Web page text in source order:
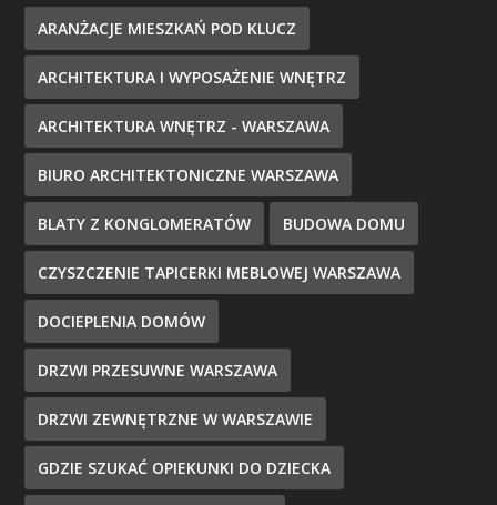
ARANŻACJE MIESZKAŃ POD KLUCZ
ARCHITEKTURA I WYPOSAŻENIE WNĘTRZ
ARCHITEKTURA WNĘTRZ - WARSZAWA
BIURO ARCHITEKTONICZNE WARSZAWA
BLATY Z KONGLOMERATÓW BUDOWA DOMU
CZYSZCZENIE TAPICERKI MEBLOWEJ WARSZAWA
DOCIEPLENIA DOMÓW
DRZWI PRZESUWNE WARSZAWA
DRZWI ZEWNĘTRZNE W WARSZAWIE
GDZIE SZUKAĆ OPIEKUNKI DO DZIECKA